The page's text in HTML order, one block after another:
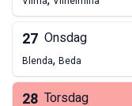
27 Onsdag
Blenda, Beda
28 Torsdag